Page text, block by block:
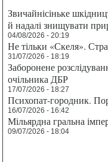
Звичайнісіньке
й надалі знищувати
04/08/2026 - 20:19
Не тільки «Скеля».
31/07/2026 - 18:19
Заборонене
очільника ДБР
17/07/2026 - 18:27
Психопат-городник.
16/07/2026 - 16:42
Мільярдна гральна
09/07/2026 - 18:04